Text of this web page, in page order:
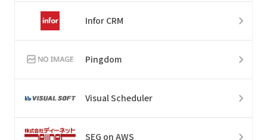
Infor CRM
Pingdom
Visual Scheduler
SEG on AWS